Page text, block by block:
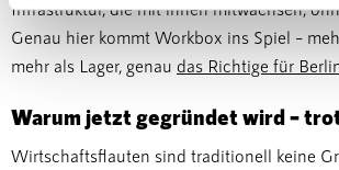
können
Ihr Gerät durch aktives Scannen
bestimmten Merkmalen
Erfahren Sie mehr darüber, wie Ihre
verarbeitet werden, und legen Sie Ihre
Abschnitt Einzelheitenfest.
Infrastruktur, die mit ihnen mitwachsen,
Genau hier kommt Workbox ins Spiel –
mehr als Lager, genau das Richtige für
Warum jetzt gegründet wird –
Wirtschaftsflauten sind traditionell keine